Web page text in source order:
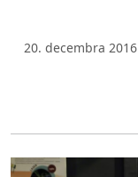
20. decembra 2016